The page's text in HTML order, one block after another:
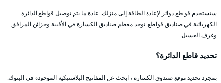
ستستخدم قواطع دوائر لإعادة الطاقة إلى منزلك. عادة ما يتم توصيل قواطع الدائرة
الكهربائية في صناديق قواطع. توجد معظم صناديق الكسارة في الأقبية وخزائن المرافق
وغرف الغسيل.
تحديد قاطع الدائرة؟
بمجرد تحديد موقع صندوق الكسارة ، ابحث عن المفاتيح البلاستيكية الموجودة في البنوك.